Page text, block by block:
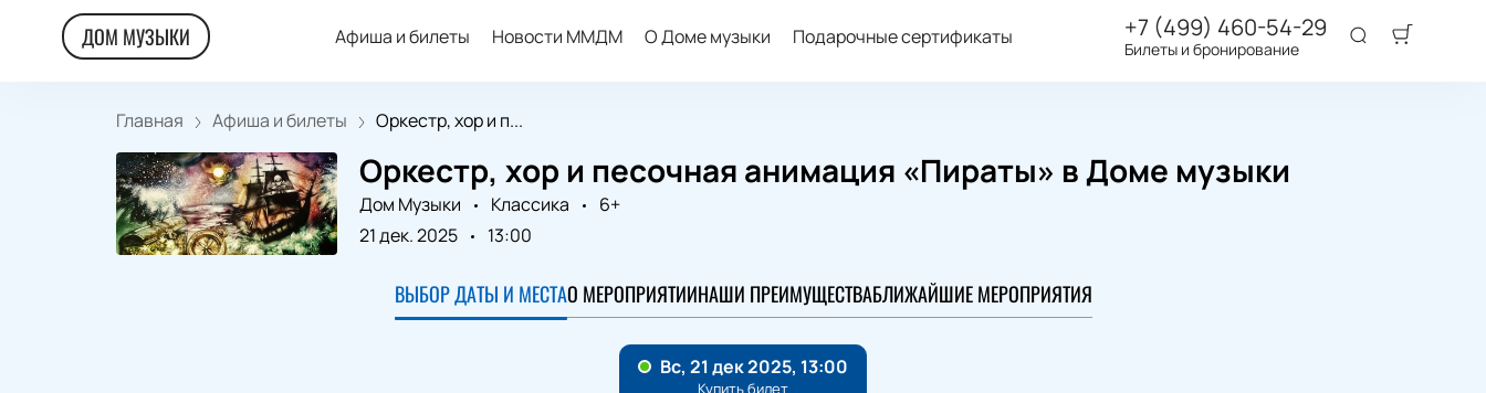
ДОМ МУЗЫКИ Афиша и билеты Новости ММДМ О Доме музыки Подарочные сертификаты +7 (499) 460-54-29
Билеты и бронирование
Главная Афиша и билеты Оркестр, хор и п...
Оркестр, хор и песочная анимация «Пираты» в Доме музыки
Дом Музыки Классика
6+
21 дек. 2025
13:00
ВЫБОР ДАТЫ И МЕСТАО МЕРОПРИЯТИИНАШИ ПРЕИМУЩЕСТВАБЛИЖАЙШИЕ МЕРОПРИЯТИЯ